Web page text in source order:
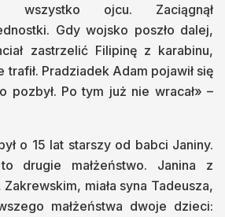
wszystko ojcu. Zaciągnął
Gdy wojsko poszło dalej,
zastrzelić Filipinę z karabinu,
trafił. Pradziadek Adam pojawił się
pozbył. Po tym już nie wracał» –
o 15 lat starszy od babci Janiny.
drugie małżeństwo. Janina z
miała syna Tadeusza,
małżeństwa dwoje dzieci: